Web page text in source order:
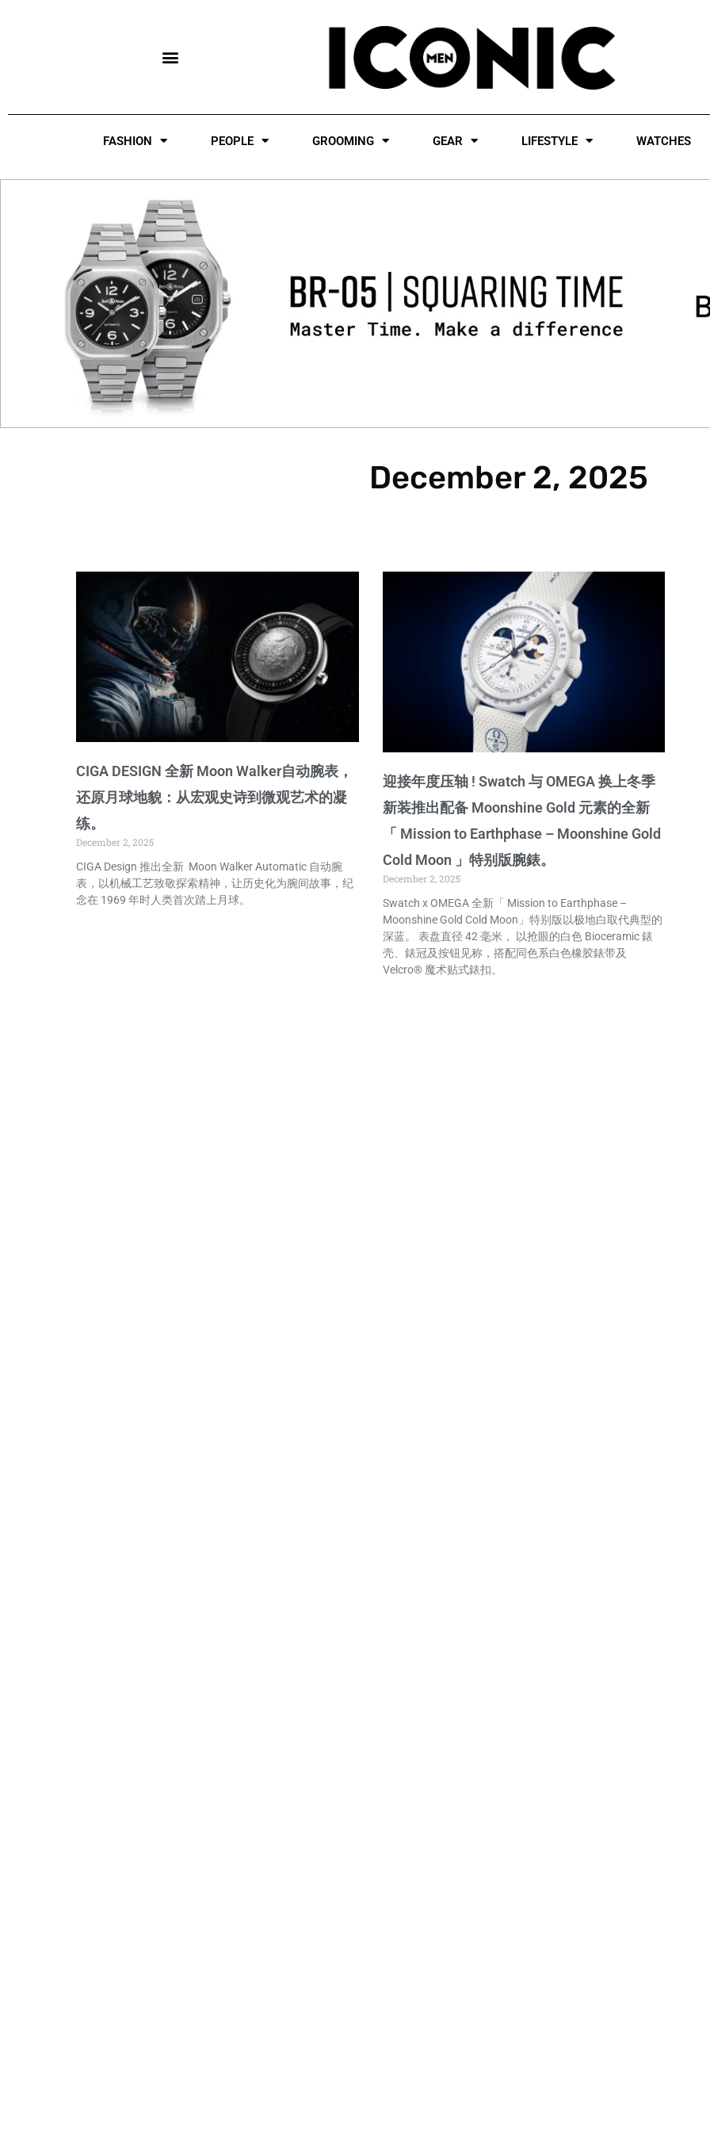
FASHION PEOPLE GROOMING GEAR LIFESTYLE WATCHES
December 2, 2025
CIGA DESIGN 全新 Moon Walker自动腕表，
还原月球地貌：从宏观史诗到微观艺术的凝
练。
December 2, 2025
CIGA Design 推出全新 Moon Walker Automatic 自动腕
表，以机械工艺致敬探索精神，让历史化为腕间故事，纪
念在 1969 年时人类首次踏上月球。
迎接年度压轴 ! Swatch 与 OMEGA 换上冬季
新装推出配备 Moonshine Gold 元素的全新
「 Mission to Earthphase – Moonshine Gold
Cold Moon 」特别版腕錶。
December 2, 2025
Swatch x OMEGA 全新「 Mission to Earthphase –
Moonshine Gold Cold Moon」特别版以极地白取代典型的
深蓝。 表盘直径 42 毫米， 以抢眼的白色 Bioceramic 錶
壳、錶冠及按钮见称，搭配同色系白色橡胶錶带及
Velcro® 魔术贴式錶扣。